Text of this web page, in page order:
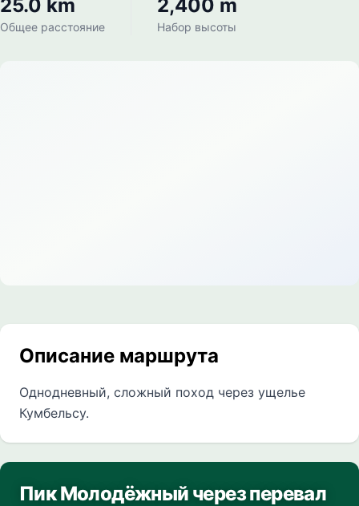
25.0 km
Общее расстояние
2,400 m
Набор высоты
Описание маршрута
Однодневный, сложный поход через ущелье
Кумбельсу.
Пик Молодёжный через перевал